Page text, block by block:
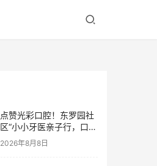
点赞光彩口腔！东罗园社
区“小小牙医亲子行，口腔
健康伴成长”亲子活动
2026年8月8日